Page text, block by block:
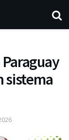
sistema